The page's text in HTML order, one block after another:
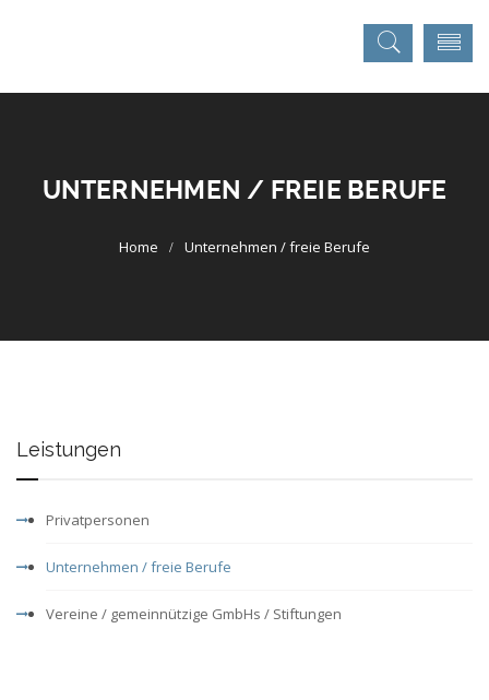
UNTERNEHMEN / FREIE BERUFE
Unternehmen / freie Berufe
Leistungen
Privatpersonen
Unternehmen / freie Berufe
Vereine / gemeinnützige GmbHs / Stiftungen